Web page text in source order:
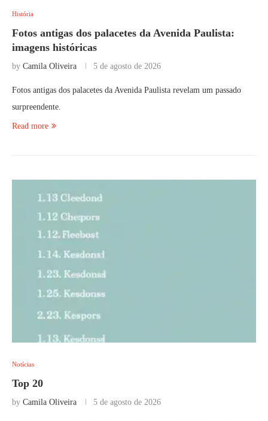
História
Fotos antigas dos palacetes da Avenida Paulista:
imagens históricas
by Camila Oliveira 5 de agosto de 2026
Fotos antigas dos palacetes da Avenida Paulista revelam um passado
surpreendente.
Read more
Notícias
Top 20
by Camila Oliveira 5 de agosto de 2026